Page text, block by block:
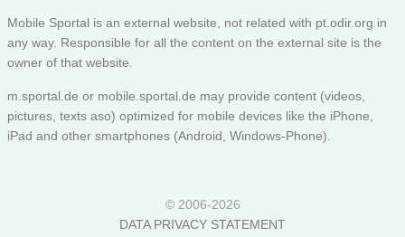
Mobile Sportal is an external website, not related with pt.odir.org in
any way. Responsible for all the content on the external site is the
owner of that website.
m.sportal.de or mobile.sportal.de may provide content (videos,
pictures, texts aso) optimized for mobile devices like the iPhone,
iPad and other smartphones (Android, Windows-Phone).
© 2006-2026
DATA PRIVACY STATEMENT